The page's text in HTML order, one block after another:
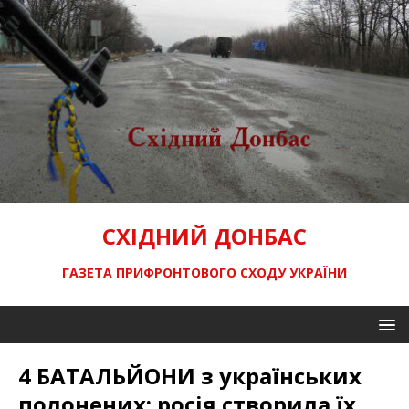
СХІДНИЙ ДОНБАС
ГАЗЕТА ПРИФРОНТОВОГО СХОДУ УКРАЇНИ
4 БАТАЛЬЙОНИ з українських